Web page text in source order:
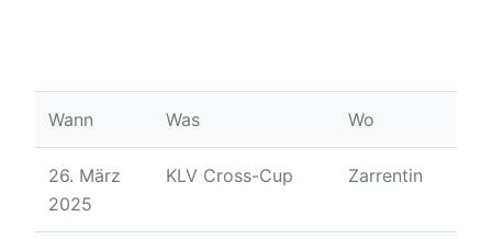
Wann Was Wo
26. März
2025
KLV Cross-Cup Zarrentin